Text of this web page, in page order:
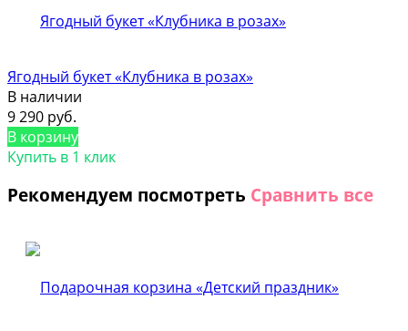
Ягодный букет «Клубника в розах»
В наличии
9 290 руб.
В корзину
Купить в 1 клик
Рекомендуем посмотреть Сравнить все